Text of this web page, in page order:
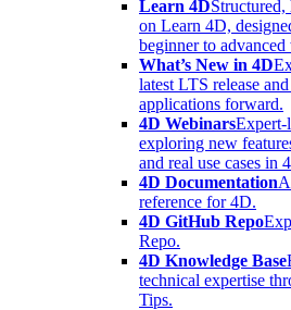
Learn 4DStructured,
on Learn 4D,
beginner to
What’s New in 4D
latest LTS release
applications forward.
4D WebinarsExpert-
exploring new
and real use cases in
4D Documentation
reference for 4D.
4D GitHub Repo
Repo.
4D Knowledge Base
technical expertise
Tips.